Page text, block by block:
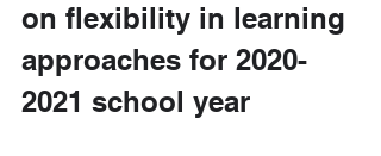
on flexibility in learning
approaches for 2020-
2021 school year